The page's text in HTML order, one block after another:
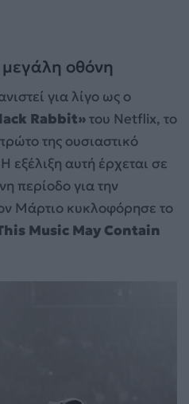
οθόνη
για λίγο ως ο
Rabbit»του Netflix, το
της ουσιαστικό
εξέλιξη αυτή έρχεται σε
περίοδο για την
Μάρτιο κυκλοφόρησε το
Music May Contain